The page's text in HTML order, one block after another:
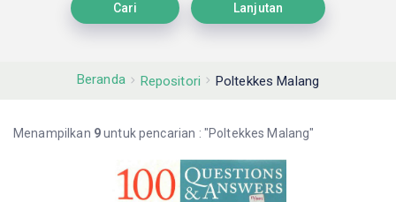
Cari Lanjutan
Beranda Repositori Poltekkes Malang
Menampilkan 9untuk pencarian : "Poltekkes Malang"